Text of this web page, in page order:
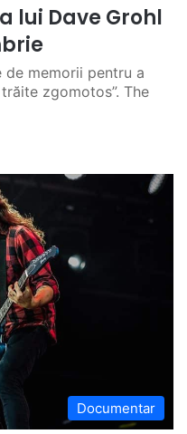
lui Dave Grohl
memorii pentru a
zgomotos”. The
Documentar